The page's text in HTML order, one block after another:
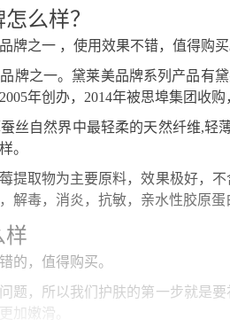
么样？
之一 ，使用效果不错，值得购买。
牌之一。黛莱美品牌系列产品有
年创办，2014年被思埠集团收
丝自然界中最轻柔的天然纤维,轻
。
提取物为主要原料，效果极好，
解毒，消炎，抗敏，亲水性胶原
样
的，值得购买。
题，所以我们护肤的第一步就是
加嫩滑。